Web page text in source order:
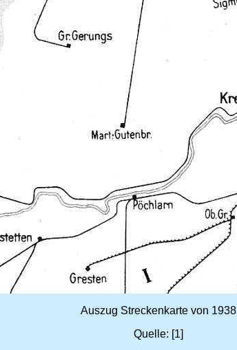
Auszug Streckenkarte von 1938
Quelle: [1]